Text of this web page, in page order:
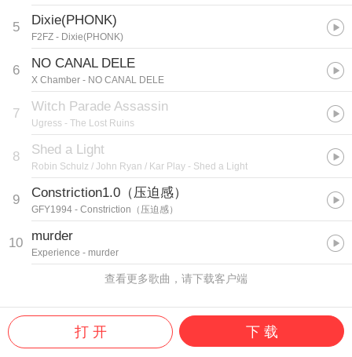
5 Dixie(PHONK)
F2FZ - Dixie(PHONK)
6 NO CANAL DELE
X Chamber - NO CANAL DELE
7 Witch Parade Assassin
Ugress - The Lost Ruins
8 Shed a Light
Robin Schulz / John Ryan / Kar Play - Shed a Light
9 Constriction1.0（压迫感）
GFY1994 - Constriction（压迫感）
10 murder
Experience - murder
查看更多歌曲，请下载客户端
打 开 下 载